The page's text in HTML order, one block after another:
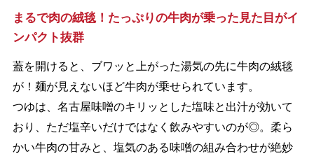
まるで肉の絨毯！たっぷりの牛肉が乗った見た目がイ
ンパクト抜群
蓋を開けると、ブワッと上がった湯気の先に牛肉の絨毯
が！麺が見えないほど牛肉が乗せられています。
つゆは、名古屋味噌のキリッとした塩味と出汁が効いて
おり、ただ塩辛いだけではなく飲みやすいのが◎。柔ら
かい牛肉の甘みと、塩気のある味噌の組み合わせが絶妙